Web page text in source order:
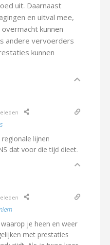
uit. Daarnaast
en uitval mee,
kunnen
andere vervoerders
kunnen
lijnen
dat voor die tijd dieet.
je heen en weer
met prestaties